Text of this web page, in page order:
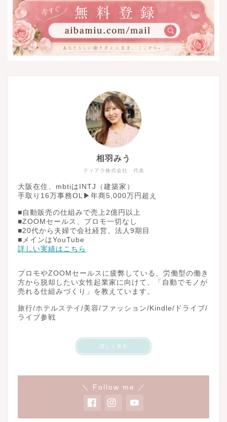
ティアラ株式会社 代表
相羽みう
大阪在住、mbtiはINTJ（建築家）
手取り16万事務OL▶︎年商5,000万円超え
■自動販売の仕組みで売上2億円以上
■ZOOMセールス、プロモ一切なし
■20代から夫婦で会社経営、法人9期目
■メインはYouTube
詳しい実績はこちら
プロモやZOOMセールスに疲弊している、労働型の働き
方から脱却したい女性起業家に向けて、「自動でモノが
売れる仕組みづくり」を教えています。
旅行/ホテルステイ/美容/ファッション/Kindle/ドライブ/
ライブ参戦
詳しく見る
＼ Follow me ／